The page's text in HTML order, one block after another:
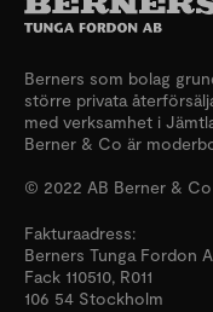
Berners som bolag
större privata
med verksamhet i
Berner & Co är
© 2022 AB Berner & Co
Fakturaadress:
Berners Tunga Fordon
Fack 110510, R011
106 54 Stockholm